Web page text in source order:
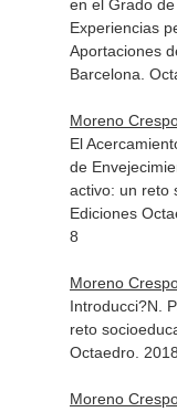
en el Grado
Experiencias
Aportaciones
Barcelona.
Moreno
El
de
activo: un reto
Ediciones
8
Moreno
Introducci?N.
reto
Octaedro.
Moreno